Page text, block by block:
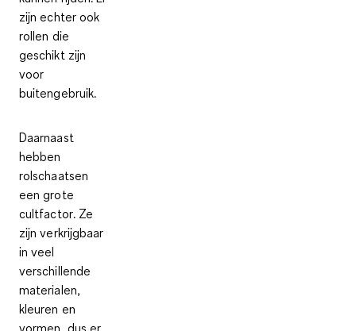
zijn echter ook
rollen die
geschikt zijn
voor
buitengebruik.
Daarnaast
hebben
rolschaatsen
een grote
cultfactor. Ze
zijn verkrijgbaar
in veel
verschillende
materialen,
kleuren en